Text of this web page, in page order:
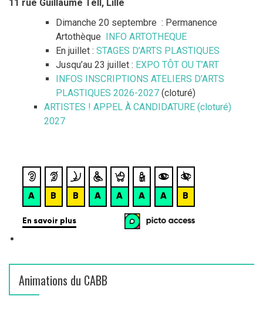
11 rue Guillaume Tell, Lille
Dimanche 20 septembre : Permanence
Artothèque INFO ARTOTHEQUE
En juillet : STAGES D’ARTS PLASTIQUES
Jusqu’au 23 juillet : EXPO TÔT OU T’ART
INFOS INSCRIPTIONS ATELIERS D’ARTS
PLASTIQUES 2026-2027 (cloturé)
ARTISTES ! APPEL À CANDIDATURE (cloturé)
2027
Animations du CABB